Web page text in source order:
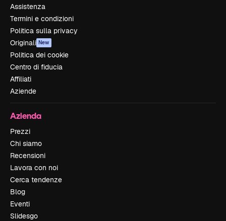
Assistenza
Termini e condizioni
Politica sulla privacy
Originali New
Politica dei cookie
Centro di fiducia
Affiliati
Aziende
Azienda
Prezzi
Chi siamo
Recensioni
Lavora con noi
Cerca tendenze
Blog
Eventi
Slidesgo